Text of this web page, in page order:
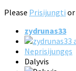
Please Prisijungti or
zydrunas33
Neprisijungęs
Dalyvis